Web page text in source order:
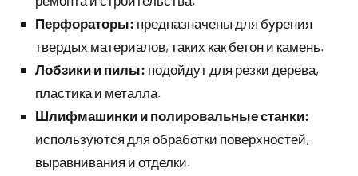
Перфораторы: предназначены для бурения
твердых материалов, таких как бетон и камень.
Лобзики и пилы: подойдут для резки дерева,
пластика и металла.
Шлифмашинки и полировальные станки:
используются для обработки поверхностей,
выравнивания и отделки.